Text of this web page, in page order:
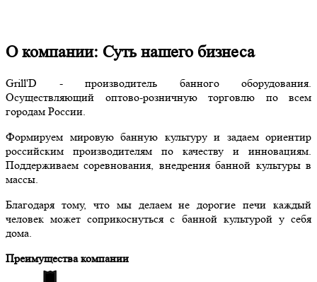
О компании: Суть нашего бизнеса
Grill'D - производитель банного оборудования.
Осуществляющий оптово-розничную торговлю по всем
городам России.
Формируем мировую банную культуру и задаем ориентир
российским производителям по качеству и инновациям.
Поддерживаем соревнования, внедрения банной культуры в
массы.
Благодаря тому, что мы делаем не дорогие печи каждый
человек может соприкоснуться с банной культурой у себя
дома.
Преимущества компании